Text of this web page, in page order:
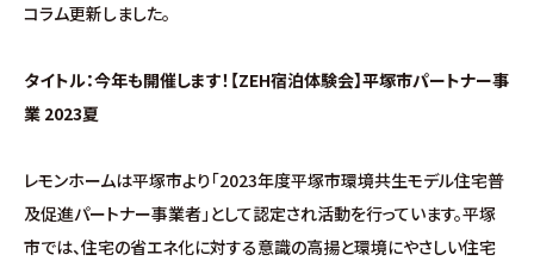
お客様の声
よくある質問（Q&A）
コラム更新しました。
タイトル：今年も開催します！【ZEH宿泊体験会】平塚市パートナー事
業 2023夏
レモンホームは平塚市より「2023年度平塚市環境共生モデル住宅普
及促進パートナー事業者」として認定され活動を行っています。平塚
市では、住宅の省エネ化に対する意識の高揚と環境にやさしい住宅